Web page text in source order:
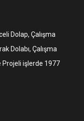
Dolap, Çalışma
Dolabı, Çalışma
işlerde 1977